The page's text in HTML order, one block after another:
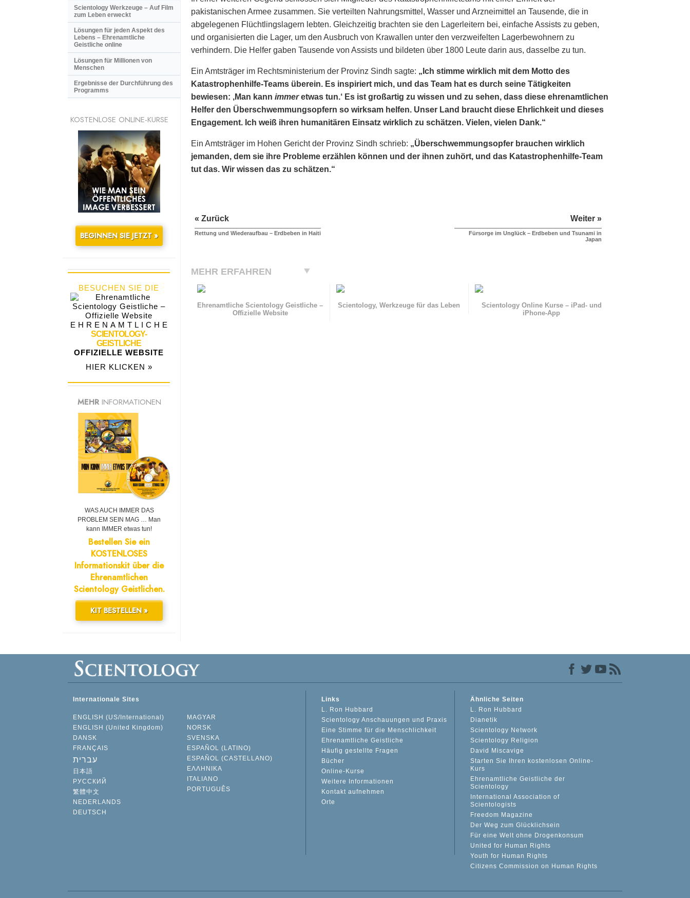
pakistanischen Armee zusammen. Sie verteilten Nahrungsmittel, Wasser und Arzneimittel an Tausende, die in
abgelegenen Flüchtlingslagern lebten. Gleichzeitig brachten sie den Lagerleitern bei, einfache Assists zu geben,
und organisierten die Lager, um den Ausbruch von Krawallen unter den verzweifelten Lagerbewohnern zu
verhindern. Die Helfer gaben Tausende von Assists und bildeten über 1800 Leute darin aus, dasselbe zu tun.
Ein Amtsträger im Rechtsministerium der Provinz Sindh sagte: „Ich stimme wirklich mit dem Motto des
Katastrophenhilfe-Teams überein. Es inspiriert mich, und das Team hat es durch seine Tätigkeiten
bewiesen: ,Man kann immeretwas tun.‘ Es ist großartig zu wissen und zu sehen, dass diese ehrenamtlichen
Helfer den Überschwemmungsopfern so wirksam helfen. Unser Land braucht diese Ehrlichkeit und dieses
Engagement. Ich weiß ihren humanitären Einsatz wirklich zu schätzen. Vielen, vielen Dank.“
Ein Amtsträger im Hohen Gericht der Provinz Sindh schrieb: „Überschwemmungsopfer brauchen wirklich
jemanden, dem sie ihre Probleme erzählen können und der ihnen zuhört, und das Katastrophenhilfe-Team
tut das. Wir wissen das zu schätzen.“
« Zurück
Rettung und Wiederaufbau – Erdbeben in Haiti
Weiter »
Fürsorge im Unglück – Erdbeben und Tsunami in
Japan
MEHR ERFAHREN
Ehrenamtliche Scientology Geistliche –
Offizielle Website
Scientology, Werkzeuge für das Leben
Scientology Online Kurse – iPad- und
iPhone-App
Scientology Werkzeuge – Auf Film
zum Leben erweckt
Lösungen für jeden Aspekt des
Lebens – Ehrenamtliche
Geistliche online
Lösungen für Millionen von
Menschen
Ergebnisse der Durchführung des
Programms
KOSTENLOSE ONLINE-KURSE
BEGINNEN SIE JETZT »
BESUCHEN SIE DIE
EHRENAMTLICHE
SCIENTOLOGY-
GEISTLICHE
OFFIZIELLE WEBSITE
HIER KLICKEN »
MEHR INFORMATIONEN
WAS AUCH IMMER DAS
PROBLEM SEIN MAG … Man
kann IMMER etwas tun!
Bestellen Sie ein
KOSTENLOSES
Informationskit über die
Ehrenamtlichen
Scientology Geistlichen.
KIT BESTELLEN »
Internationale Sites
ENGLISH (US/International)
ENGLISH (United Kingdom)
DANSK
FRANÇAIS
עברית
日本語
РУССКИЙ
繁體中文
NEDERLANDS
DEUTSCH
MAGYAR
NORSK
SVENSKA
ESPAÑOL (LATINO)
ESPAÑOL (CASTELLANO)
ΕΛΛΗΝΙΚA
ITALIANO
PORTUGUÊS
Links
L. Ron Hubbard
Scientology Anschauungen und Praxis
Eine Stimme für die Menschlichkeit
Ehrenamtliche Geistliche
Häufig gestellte Fragen
Bücher
Online-Kurse
Weitere Informationen
Kontakt aufnehmen
Orte
Ähnliche Seiten
L. Ron Hubbard
Dianetik
Scientology Network
Scientology Religion
David Miscavige
Starten Sie Ihren kostenlosen Online-
Kurs
Ehrenamtliche Geistliche der
Scientology
International Association of
Scientologists
Freedom Magazine
Der Weg zum Glücklichsein
Für eine Welt ohne Drogenkonsum
United for Human Rights
Youth for Human Rights
Citizens Commission on Human Rights